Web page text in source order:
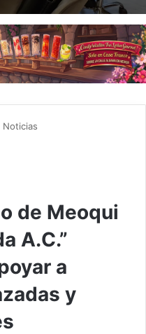
Noticias
de Meoqui
A.C.”
a
y